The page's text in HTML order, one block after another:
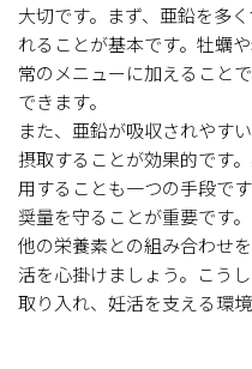
大切です。まず、亜鉛を多
れることが基本です。牡蠣
常のメニューに加えること
できます。
また、亜鉛が吸収されやす
摂取することが効果的です
用することも一つの手段で
奨量を守ることが重要です
他の栄養素との組み合わせ
活を心掛けましょう。こう
取り入れ、妊活を支える環